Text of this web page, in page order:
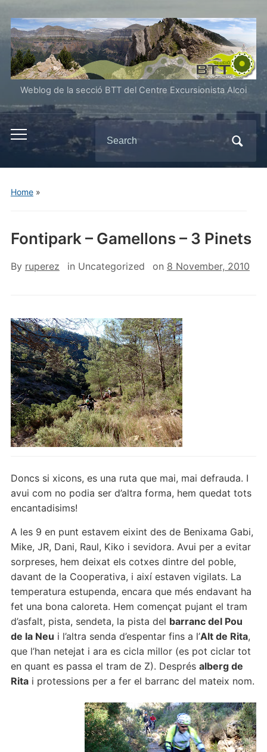
Weblog de la secció BTT del Centre Excursionista Alcoi
Toggle
mobile
menu
for:
Home»
Fontipark – Gamellons – 3 Pinets
By ruperez in Uncategorized on 8 November, 2010
Doncs si xicons, es una ruta que mai, mai defrauda. I
avui com no podia ser d’altra forma, hem quedat tots
encantadisims!
A les 9 en punt estavem eixint des de Benixama Gabi,
Mike, JR, Dani, Raul, Kiko i sevidora. Avui per a evitar
sorpreses, hem deixat els cotxes dintre del poble,
davant de la Cooperativa, i així estaven vigilats. La
temperatura estupenda, encara que més endavant ha
fet una bona caloreta. Hem començat pujant el tram
d’asfalt, pista, sendeta, la pista del barranc del Pou
de la Neu i l’altra senda d’espentar fins a l’Alt de Rita,
que l’han netejat i ara es cicla millor (es pot ciclar tot
en quant es passa el tram de Z). Després alberg de
Ritai protessions per a fer el barranc del mateix nom.